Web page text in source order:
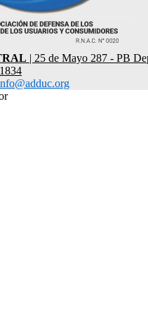
| 25 de Mayo 287 - PB